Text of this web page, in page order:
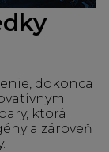
dokonca
ktorá
a zároveň